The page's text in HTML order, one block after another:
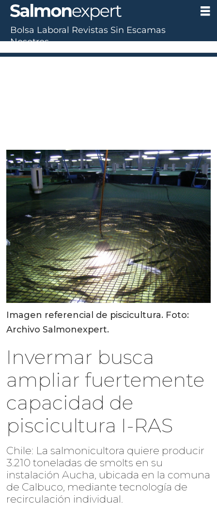
Imagen referencial de piscicultura. Foto:
Archivo Salmonexpert.
Invermar busca
ampliar fuertemente
capacidad de
piscicultura I-RAS
Chile: La salmonicultora quiere producir
3.210 toneladas de smolts en su
instalación Aucha, ubicada en la comuna
de Calbuco, mediante tecnología de
recirculación individual.
Bolsa Laboral Revistas Sin Escamas
Nosotros